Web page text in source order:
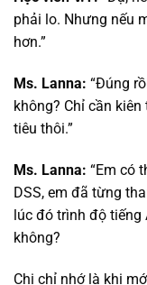
phải lo. Nhưng nếu
hơn.”
Ms. Lanna: “Đúng
không? Chỉ cần
tiêu thôi.”
Ms. Lanna: “Em có
DSS, em đã từng
lúc đó trình độ tiếng
không?
Chị chỉ nhớ là khi